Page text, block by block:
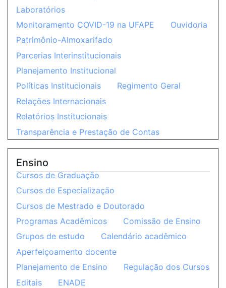
Laboratórios
Monitoramento COVID-19 na UFAPE
Ouvidoria
Patrimônio-Almoxarifado
Parcerias Interinstitucionais
Planejamento Institucional
Políticas Institucionais
Regimento Geral
Relações Internacionais
Relatórios Institucionais
Transparência e Prestação de Contas
Ensino
Cursos de Graduação
Cursos de Especialização
Cursos de Mestrado e Doutorado
Programas Acadêmicos
Comissão de Ensino
Grupos de estudo
Calendário acadêmico
Aperfeiçoamento docente
Planejamento de Ensino
Regulação dos Cursos
Editais
ENADE